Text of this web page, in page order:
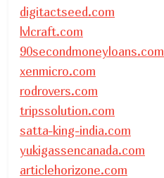
digitactseed.com
lvlcraft.com
90secondmoneyloans.com
xenmicro.com
rodrovers.com
tripssolution.com
satta-king-india.com
yukigassencanada.com
articlehorizone.com